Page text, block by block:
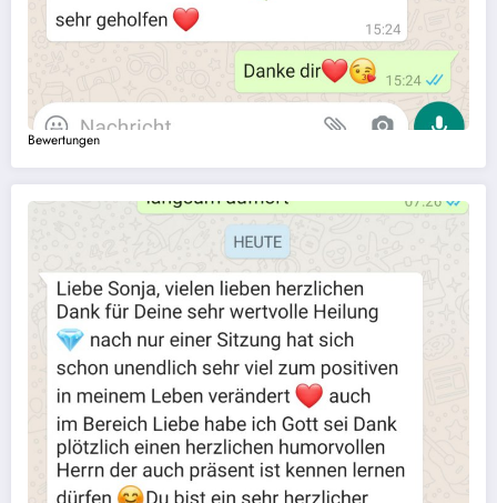
Bewertungen